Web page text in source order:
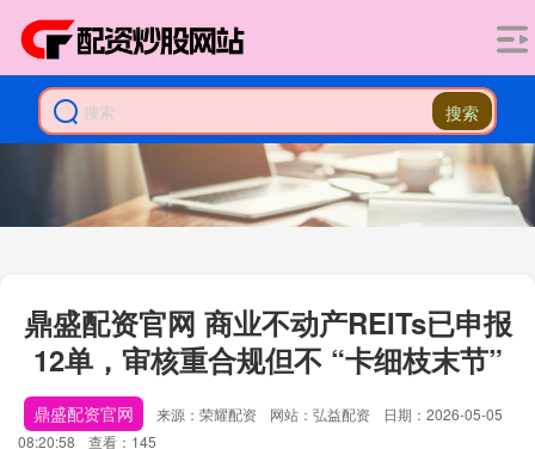
搜索
鼎盛配资官网 商业不动产REITs已申报
12单，审核重合规但不 “卡细枝末节”
鼎盛配资官网 来源：荣耀配资 网站：弘益配资
日期：2026-05-05
08:20:58
查看：145